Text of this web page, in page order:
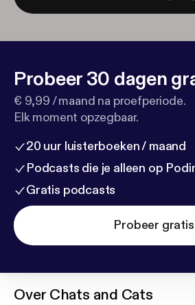
Probeer 30 dagen
€ 9,99 / maand na proefperiode.
Elk moment opzegbaar.
20 uur luisterboeken / maand
Podcasts die je alleen op
Gratis podcasts
Probeer gratis
Over Chats and Cats